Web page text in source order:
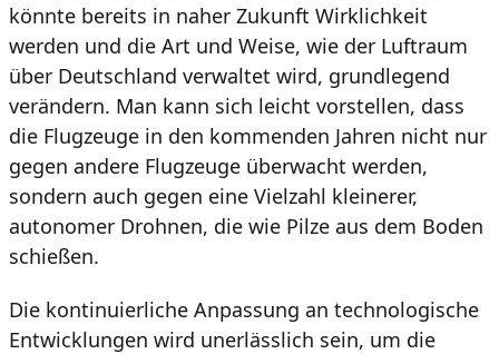
könnte bereits in naher Zukunft Wirklichkeit
werden und die Art und Weise, wie der Luftraum
über Deutschland verwaltet wird, grundlegend
verändern. Man kann sich leicht vorstellen, dass
die Flugzeuge in den kommenden Jahren nicht nur
gegen andere Flugzeuge überwacht werden,
sondern auch gegen eine Vielzahl kleinerer,
autonomer Drohnen, die wie Pilze aus dem Boden
schießen.
Die kontinuierliche Anpassung an technologische
Entwicklungen wird unerlässlich sein, um die